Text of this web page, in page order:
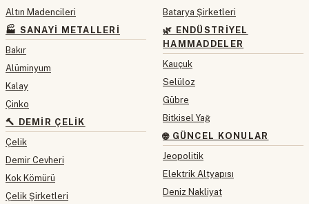
Altın Madencileri
🏭 SANAYI METALLERI
Bakır
Alüminyum
Kalay
Çinko
🔨 DEMIR ÇELIK
Çelik
Demir Cevheri
Kok Kömürü
Çelik Şirketleri
Batarya Şirketleri
🌿 ENDÜSTRIYEL
HAMMADDELER
Kauçuk
Selüloz
Gübre
Bitkisel Yağ
🌐 GÜNCEL KONULAR
Jeopolitik
Elektrik Altyapısı
Deniz Nakliyat